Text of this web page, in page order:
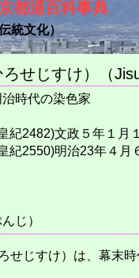
都通百科事典
統文化）
せじすけ）（
時代の染色家
紀2482)文政５年１月
紀2550)明治23年４月
じ）
せじすけ）は、幕末